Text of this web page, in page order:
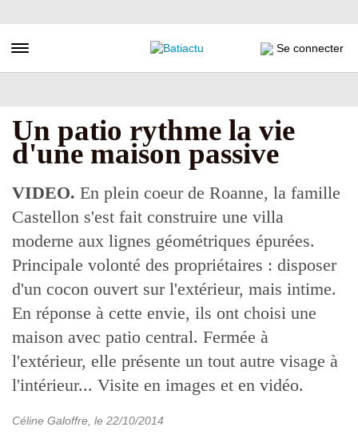
au
principal
Toggle navigation Se connecter
Un patio rythme la vie
d'une maison passive
VIDEO. En plein coeur de Roanne, la famille
Castellon s'est fait construire une villa
moderne aux lignes géométriques épurées.
Principale volonté des propriétaires : disposer
d'un cocon ouvert sur l'extérieur, mais intime.
En réponse à cette envie, ils ont choisi une
maison avec patio central. Fermée à
l'extérieur, elle présente un tout autre visage à
l'intérieur... Visite en images et en vidéo.
Céline Galoffre , le 22/10/2014